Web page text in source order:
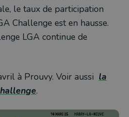
le taux de participation
Challenge est en hausse.
LGA continue de
à Prouvy. Voir aussi la
.